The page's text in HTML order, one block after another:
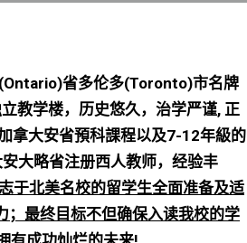
省多伦多(Toronto)市名牌
教学楼，历史悠久，治学严谨, 正
拿大安省預科課程以及7-12年級的
大略省注册西人教师，经验丰
于北美名校的留学生全面准备及适
；最终目标不但确保入读我校的学